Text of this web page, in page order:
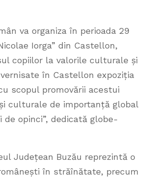
va organiza în perioada 29
Iorga” din Castellon,
copiilor la valorile culturale și
în Castellon expoziția
scopul promovării acestui
culturale de importanță global
opinci”, dedicată globe-
Județean Buzău reprezintă o
în străînătate, precum